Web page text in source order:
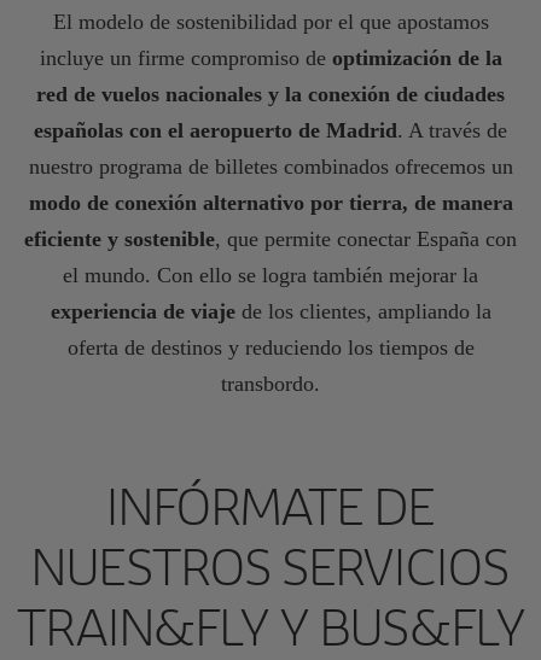
El modelo de sostenibilidad por el que apostamos
incluye un firme compromiso de optimización de la
red de vuelos nacionales y la conexión de ciudades
españolas con el aeropuerto de Madrid. A través de
nuestro programa de billetes combinados ofrecemos un
modo de conexión alternativo por tierra, de manera
eficiente y sostenible, que permite conectar España con
el mundo. Con ello se logra también mejorar la
experiencia de viaje de los clientes, ampliando la
oferta de destinos y reduciendo los tiempos de
transbordo.
INFÓRMATE DE
NUESTROS SERVICIOS
TRAIN&FLY Y BUS&FLY